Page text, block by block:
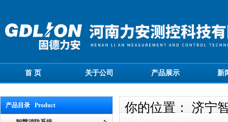
首 页 关于公司 产品展示 新
产品目录 Product
你的位置： 济宁